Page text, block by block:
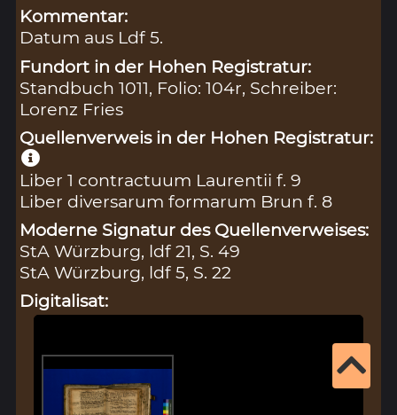
Kommentar:
Datum aus Ldf 5.
Fundort in der Hohen Registratur:
Standbuch 1011, Folio: 104r, Schreiber:
Lorenz Fries
Quellenverweis in der Hohen Registratur:
Liber 1 contractuum Laurentii f. 9
Liber diversarum formarum Brun f. 8
Moderne Signatur des Quellenverweises:
StA Würzburg, ldf 21, S. 49
StA Würzburg, ldf 5, S. 22
Digitalisat: